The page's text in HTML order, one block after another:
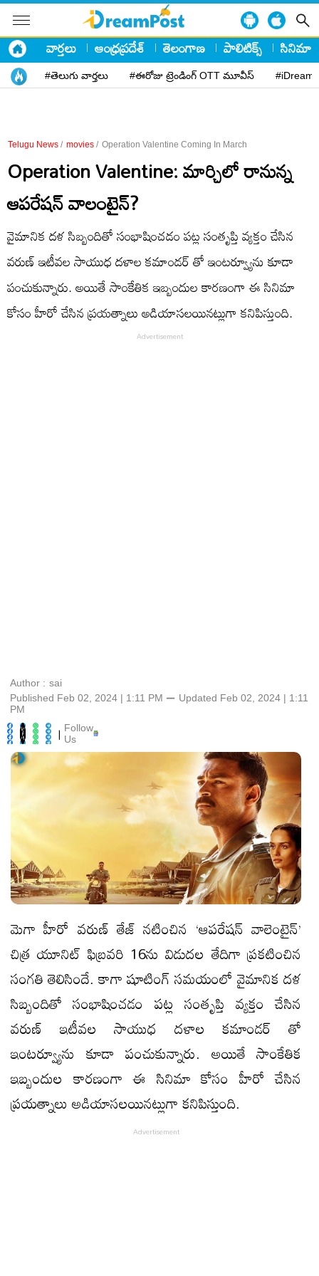
వార్తలు ఆంధ్రప్రదేశ్ తెలంగాణ పాలిటిక్స్ సినిమా
#తెలుగు వార్తలు #ఈరోజు ట్రెండింగ్ OTT మూవీస్
Telugu News / movies / Operation Valentine Coming In March
Operation Valentine: మార్చిలో రానున్న
ఆపరేషన్ వాలంటైన్?
వైమానిక దళ సిబ్బందితో సంభాషించడం పట్ల సంతృప్తి వ్యక్తం చేసిన
వరుణ్ ఇటీవల సాయుధ దళాల కమాండర్ తో ఇంటర్వ్యూను కూడా
పంచుకున్నారు. అయితే సాంకేతిక ఇబ్బందుల కారణంగా ఈ సినిమా
కోసం హీరో చేసిన ప్రయత్నాలు అడియాసలయినట్లుగా కనిపిస్తుంది.
Author : sai
Published Feb 02, 2024 | 1:11 PM ⚊ Updated Feb 02, 2024 | 1:11
PM
| Follow
Us
మెగా హీరో వరుణ్ తేజ్ నటించిన ‘ఆపరేషన్ వాలెంటైన్’
చిత్ర యూనిట్ ఫిబ్రవరి 16ను విడుదల తేదిగా ప్రకటించిన
సంగతి తెలిసిందే. కాగా షూటింగ్ సమయంలో వైమానిక దళ
సిబ్బందితో సంభాషించడం పట్ల సంతృప్తి వ్యక్తం చేసిన
వరుణ్ ఇటీవల సాయుధ దళాల కమాండర్ తో
ఇంటర్వ్యూను కూడా పంచుకున్నారు. అయితే సాంకేతిక
ఇబ్బందుల కారణంగా ఈ సినిమా కోసం హీరో చేసిన
ప్రయత్నాలు అడియాసలయినట్లుగా కనిపిస్తుంది.